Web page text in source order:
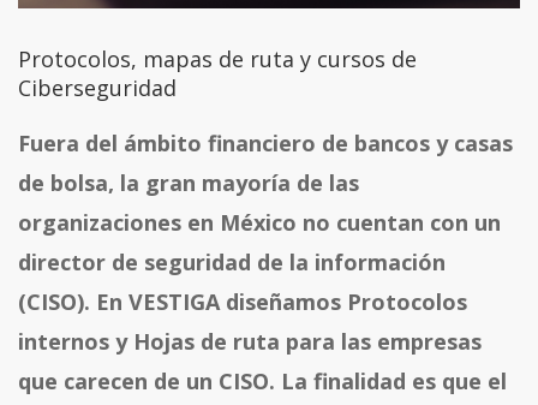
Protocolos, mapas de ruta y cursos de
Ciberseguridad
Fuera del ámbito financiero de bancos y casas
de bolsa, la gran mayoría de las
organizaciones en México no cuentan con un
director de seguridad de la información
(CISO). En VESTIGA diseñamos Protocolos
internos y Hojas de ruta para las empresas
que carecen de un CISO. La finalidad es que el